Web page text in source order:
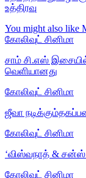
உத்திரவு
You might also like
கோலிவுட் சினிமா
சாம் சி.எஸ்
வெளியானது
கோலிவுட் சினிமா
ஜீவா
கோலிவுட் சினிமா
‘விஸ்வநாத் & சன்ஸ்
கோலிவுட் சினிமா